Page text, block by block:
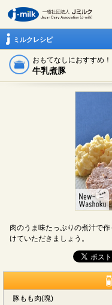
ミルクレシピ
おもてなしにおすすめ！
牛乳煮豚
肉のうま味たっぷりの煮汁で
けていただきましょう。
豚もも肉(塊)